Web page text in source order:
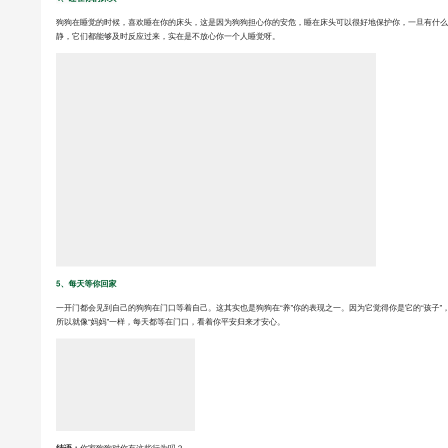
狗狗在睡觉的时候，喜欢睡在你的床头，这是因为狗狗担心你的安危，睡在床头可以很好地保护你，一旦有什
静，它们都能够及时反应过来，实在是不放心你一个人睡觉呀。
5、每天等你回家
一开门都会见到自己的狗狗在门口等着自己。这其实也是狗狗在“养”你的表现之一。因为它觉得你是它的“孩子”
所以就像“妈妈”一样，每天都等在门口，看着你平安归来才安心。